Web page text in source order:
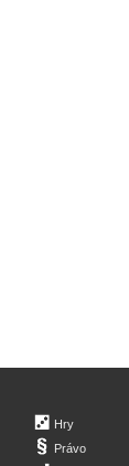
Hry
Právo